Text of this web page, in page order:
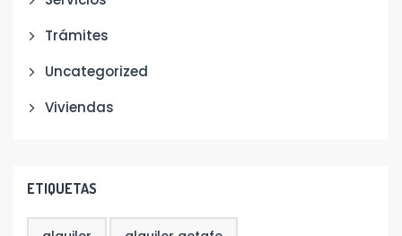
Trámites
Uncategorized
Viviendas
ETIQUETAS